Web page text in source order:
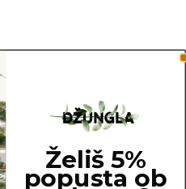
rada vseskozi
stati v vodi ali premokri
največkrat
listi. V tem primeru
vse nagnite dele
svežo in zračno
Želiš 5%
popusta ob